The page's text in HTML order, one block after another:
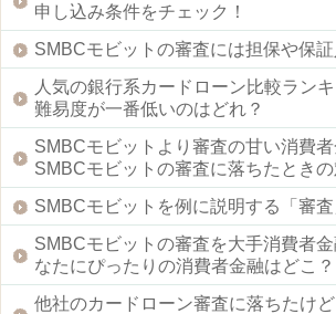
申し込み条件をチェック！
SMBCモビットの審査には担保や保
人気の銀行系カードローン比較ラン
難易度が一番低いのはどれ？
SMBCモビットより審査の甘い消費者
SMBCモビットの審査に落ちたとき
SMBCモビットを例に説明する「審査
SMBCモビットの審査を大手消費者
なたにぴったりの消費者金融はどこ？
他社のカードローン審査に落ちたけ